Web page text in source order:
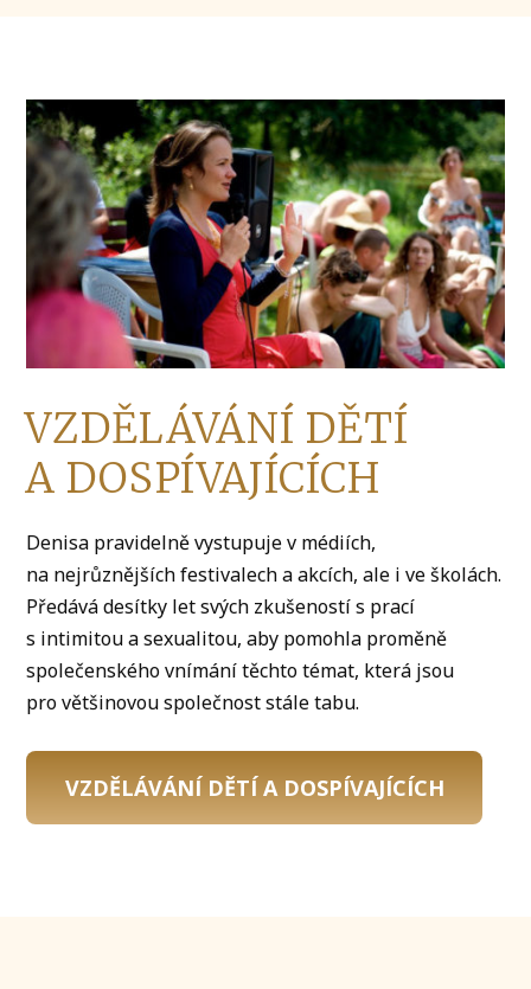
VZDĚLÁVÁNÍ DĚTÍ
A DOSPÍVAJÍCÍCH
Denisa pravidelně vystupuje v médiích,
na nejrůznějších festivalech a akcích, ale i ve školách.
Předává desítky let svých zkušeností s prací
s intimitou a sexualitou, aby pomohla proměně
společenského vnímání těchto témat, která jsou
pro většinovou společnost stále tabu.
VZDĚLÁVÁNÍ DĚTÍ A DOSPÍVAJÍCÍCH